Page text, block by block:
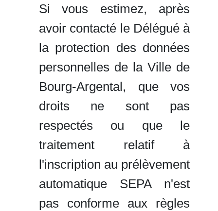
Si vous estimez, après
avoir contacté le Délégué à
la protection des données
personnelles de la Ville de
Bourg-Argental, que vos
droits ne sont pas
respectés ou que le
traitement relatif à
l'inscription au prélèvement
automatique SEPA n'est
pas conforme aux règles